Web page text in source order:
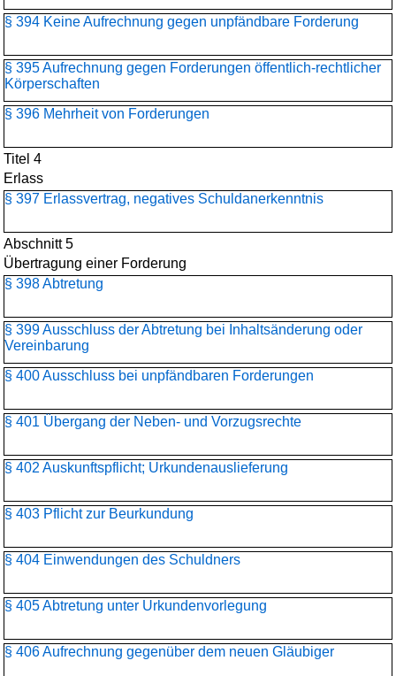
§ 394 Keine Aufrechnung gegen unpfändbare Forderung
§ 395 Aufrechnung gegen Forderungen öffentlich-rechtlicher
Körperschaften
§ 396 Mehrheit von Forderungen
Titel 4
Erlass
§ 397 Erlassvertrag, negatives Schuldanerkenntnis
Abschnitt 5
Übertragung einer Forderung
§ 398 Abtretung
§ 399 Ausschluss der Abtretung bei Inhaltsänderung oder
Vereinbarung
§ 400 Ausschluss bei unpfändbaren Forderungen
§ 401 Übergang der Neben- und Vorzugsrechte
§ 402 Auskunftspflicht; Urkundenauslieferung
§ 403 Pflicht zur Beurkundung
§ 404 Einwendungen des Schuldners
§ 405 Abtretung unter Urkundenvorlegung
§ 406 Aufrechnung gegenüber dem neuen Gläubiger